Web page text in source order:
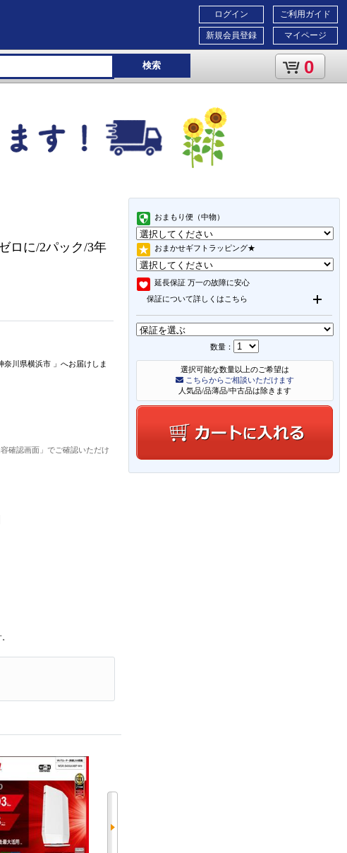
ご利用ガイド
マイページ
ログイン
新規会員登録
検索 0
おまもり便（中物）
おまかせギフトラッピング★
延長保証 万一の故障に安心
保証について詳しくはこちら
数量：
選択可能な数量以上のご希望は
こちらからご相談いただけます
人気品/品薄品/中古品は除きます
ロに/2パック/3年
奈川県横浜市 」 へお届けしま
確認画面」でご確認いただけ